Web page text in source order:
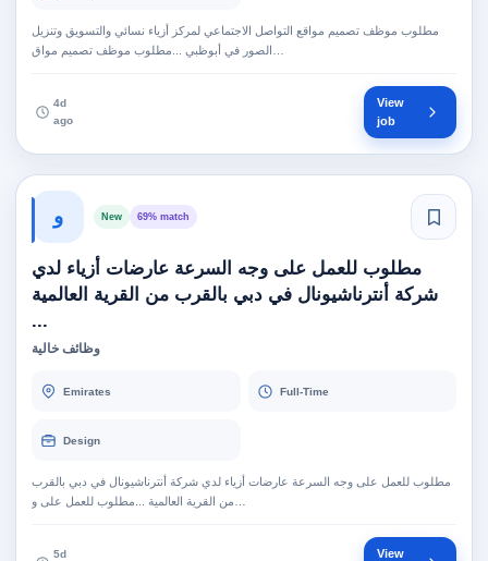
مطلوب موظف تصميم مواقع التواصل الاجتماعي لمركز أزياء نسائي والتسويق وتنزيل
4d
ago
View
job
و New 69% match
مطلوب للعمل على وجه السرعة عارضات أزياء لدي
شركة أنترناشيونال في دبي بالقرب من القرية العالمية
...
وظائف خالية
Emirates Full-Time
Design
مطلوب للعمل على وجه السرعة عارضات أزياء لدي شركة أنترناشيونال في دبي بالقرب
5d
View